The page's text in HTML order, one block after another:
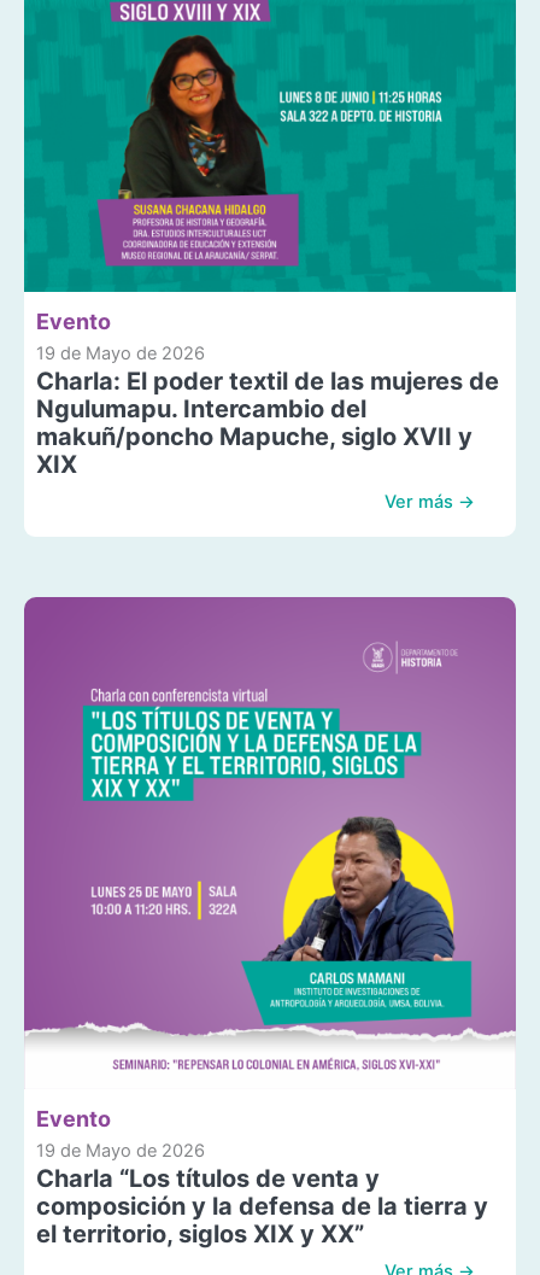
Evento
19 de Mayo de 2026
Charla: El poder textil de las mujeres de
Ngulumapu. Intercambio del
makuñ/poncho Mapuche, siglo XVII y
XIX
Ver más →
Evento
19 de Mayo de 2026
Charla “Los títulos de venta y
composición y la defensa de la tierra y
el territorio, siglos XIX y XX”